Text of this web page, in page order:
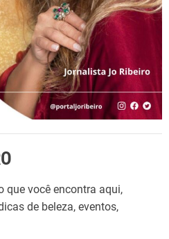
que você encontra aqui,
de beleza, eventos,